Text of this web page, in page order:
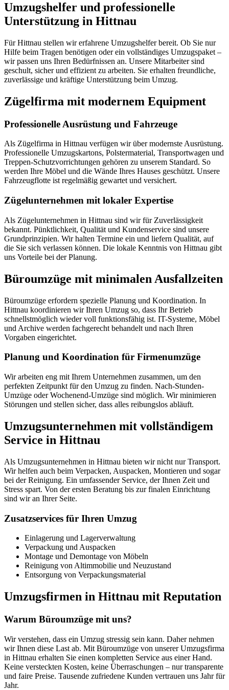
Umzugshelfer und professionelle
Unterstützung in Hittnau
Für Hittnau stellen wir erfahrene Umzugshelfer bereit. Ob Sie nur
Hilfe beim Tragen benötigen oder ein vollständiges Umzugspaket –
wir passen uns Ihren Bedürfnissen an. Unsere Mitarbeiter sind
geschult, sicher und effizient zu arbeiten. Sie erhalten freundliche,
zuverlässige und kräftige Unterstützung beim Umzug.
Zügelfirma mit modernem Equipment
Professionelle Ausrüstung und Fahrzeuge
Als Zügelfirma in Hittnau verfügen wir über modernste Ausrüstung.
Professionelle Umzugskartons, Polstermaterial, Transportwagen und
Treppen-Schutzvorrichtungen gehören zu unserem Standard. So
werden Ihre Möbel und die Wände Ihres Hauses geschützt. Unsere
Fahrzeugflotte ist regelmäßig gewartet und versichert.
Zügelunternehmen mit lokaler Expertise
Als Zügelunternehmen in Hittnau sind wir für Zuverlässigkeit
bekannt. Pünktlichkeit, Qualität und Kundenservice sind unsere
Grundprinzipien. Wir halten Termine ein und liefern Qualität, auf
die Sie sich verlassen können. Die lokale Kenntnis von Hittnau gibt
uns Vorteile bei der Planung.
Büroumzüge mit minimalen Ausfallzeiten
Büroumzüge erfordern spezielle Planung und Koordination. In
Hittnau koordinieren wir Ihren Umzug so, dass Ihr Betrieb
schnellstmöglich wieder voll funktionsfähig ist. IT-Systeme, Möbel
und Archive werden fachgerecht behandelt und nach Ihren
Vorgaben eingerichtet.
Planung und Koordination für Firmenumzüge
Wir arbeiten eng mit Ihrem Unternehmen zusammen, um den
perfekten Zeitpunkt für den Umzug zu finden. Nach-Stunden-
Umzüge oder Wochenend-Umzüge sind möglich. Wir minimieren
Störungen und stellen sicher, dass alles reibungslos abläuft.
Umzugsunternehmen mit vollständigem
Service in Hittnau
Als Umzugsunternehmen in Hittnau bieten wir nicht nur Transport.
Wir helfen auch beim Verpacken, Auspacken, Montieren und sogar
bei der Reinigung. Ein umfassender Service, der Ihnen Zeit und
Stress spart. Von der ersten Beratung bis zur finalen Einrichtung
sind wir an Ihrer Seite.
Zusatzservices für Ihren Umzug
Einlagerung und Lagerverwaltung
Verpackung und Auspacken
Montage und Demontage von Möbeln
Reinigung von Altimmobilie und Neuzustand
Entsorgung von Verpackungsmaterial
Umzugsfirmen in Hittnau mit Reputation
Warum Büroumzüge mit uns?
Wir verstehen, dass ein Umzug stressig sein kann. Daher nehmen
wir Ihnen diese Last ab. Mit Büroumzüge von unserer Umzugsfirma
in Hittnau erhalten Sie einen kompletten Service aus einer Hand.
Keine versteckten Kosten, keine Überraschungen – nur transparente
und faire Preise. Tausende zufriedene Kunden vertrauen uns Jahr für
Jahr.